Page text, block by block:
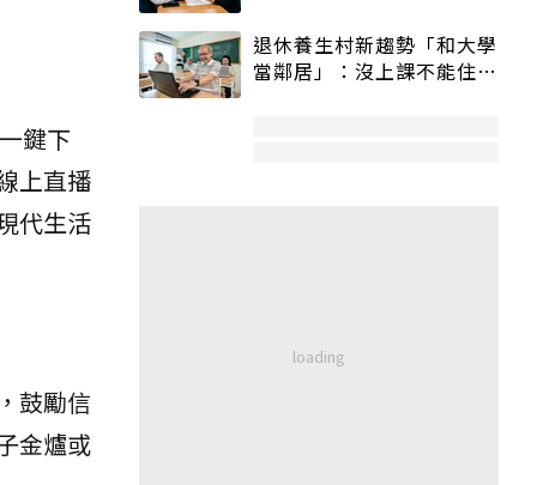
鍵下
上直播
代生活
鼓勵信
金爐或
退休養生村新趨勢「和大學
當鄰居」：沒上課不能住、